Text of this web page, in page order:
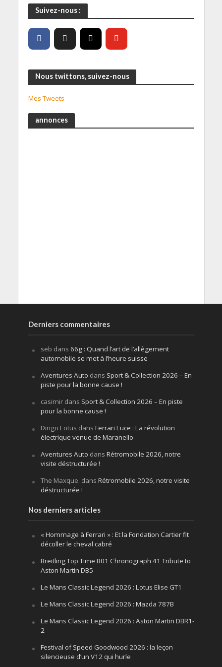
Suivez-nous :
Nous twittons, suivez-nous
Mes Tweets
annonces
Derniers commentaires
seb dans 66g : Quand l’art de l’allègement
automobile se met à l’heure suisse
Aventures Auto dans Sport & Collection 2026 – En
piste pour la bonne cause !
casimirdans Sport & Collection 2026 – En piste
pour la bonne cause !
Dingo Lotus dans Ferrari Luce : La révolution
électrique venue de Maranello
Aventures Auto dans Rétromobile 2026, notre
visite déstructurée !
The Maxque. dans Rétromobile 2026, notre visite
déstructurée !
Nos derniers articles
« Hommage à Ferrari » : Et la Fondation Cartier fit
décoller le cheval cabré
Breitling Top Time B01 Chronograph 41 Tribute to
Aston Martin DB5
Le Mans Classic Legend 2026 : Lotus Elise GT1
Le Mans Classic Legend 2026 : Mazda 787B
Le Mans Classic Legend 2026 : Aston Martin DBR1-
2
Festival of Speed Goodwood 2026 : la leçon
silencieuse d’un V12 qui hurle